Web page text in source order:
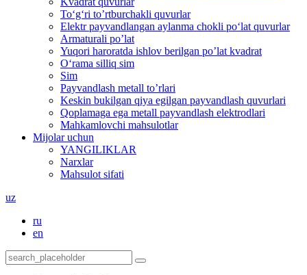
To‘g‘ri to’rtburchakli quvurlar
Elektr payvandlangan aylanma chokli po‘lat quvurlar
Armaturali po’lat
Yuqori haroratda ishlov berilgan po’lat kvadrat
O‘rama silliq sim
Sim
Payvandlash metall to’rlari
Keskin bukilgan qiya egilgan payvandlash quvurlari
Qoplamaga ega metall payvandlash elektrodlari
Mahkamlovchi mahsulotlar
Mijolar uchun
YANGILIKLAR
Narxlar
Mahsulot sifati
uz
ru
en